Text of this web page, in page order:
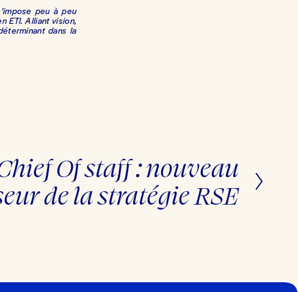
peu à peu
ETI. Alliant vision,
dans la
Of staff : nouveau
de la stratégie RSE